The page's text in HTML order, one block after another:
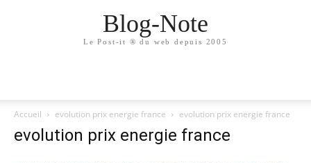
Blog-Note
Le Post-it ® du web depuis 2005
Accueil evolution prix energie france evolution prix energie france
evolution prix energie france